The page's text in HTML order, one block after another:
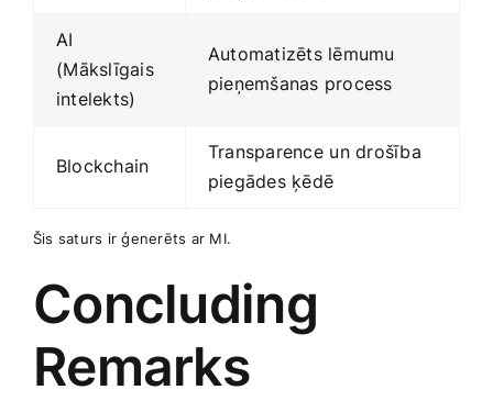
AI
⁤(Mākslīgais
intelekts)
Automatizēts lēmumu
pieņemšanas process
Blockchain
Transparence⁢ un drošība
piegādes ķēdē
Šis saturs ir ģenerēts ⁢ar MI.
Concluding
Remarks